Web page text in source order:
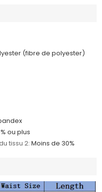
(fibre de polyester)
ou plus
tissu 2: Moins de 30%